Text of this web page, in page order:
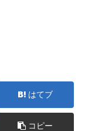
はてブ
コピー